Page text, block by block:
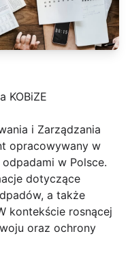
KOBiZE
i Zarządzania
opracowywany w
w Polsce.
dotyczące
a także
kontekście rosnącej
oraz ochrony